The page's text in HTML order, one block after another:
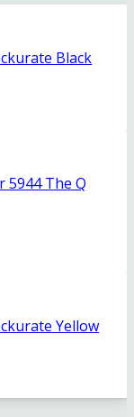
Black
The Q
Yellow